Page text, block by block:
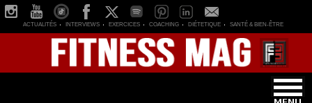
ACTUALITÉS INTERVIEWS EXERCICES COACHING DIÉTETIQUE SANTÉ & BIEN-ÊTRE